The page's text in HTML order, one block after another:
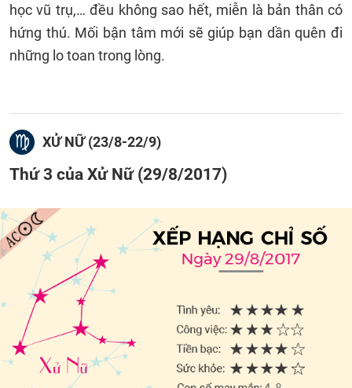
học vũ trụ,… đều không sao hết, miễn là bản thân có
hứng thú. Mối bận tâm mới sẽ giúp bạn dần quên đi
những lo toan trong lòng.
XỬ NỮ (23/8-22/9)
Thứ 3 của Xử Nữ (29/8/2017)